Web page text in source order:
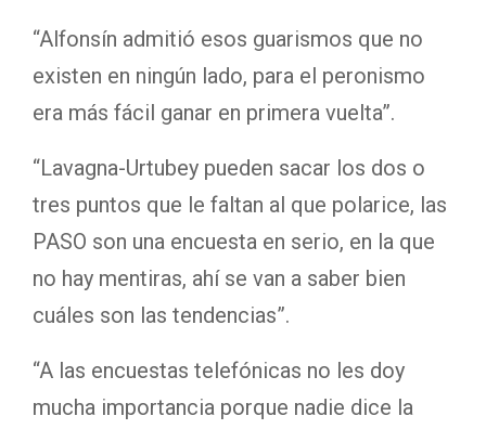
“Alfonsín admitió esos guarismos que no
existen en ningún lado, para el peronismo
era más fácil ganar en primera vuelta”.
“Lavagna-Urtubey pueden sacar los dos o
tres puntos que le faltan al que polarice, las
PASO son una encuesta en serio, en la que
no hay mentiras, ahí se van a saber bien
cuáles son las tendencias”.
“A las encuestas telefónicas no les doy
mucha importancia porque nadie dice la